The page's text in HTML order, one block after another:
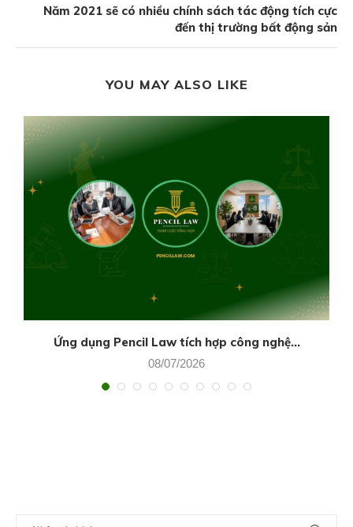
Năm 2021 sẽ có nhiều chính sách tác động tích cực
đến thị trường bất động sản
YOU MAY ALSO LIKE
Ứng dụng Pencil Law tích hợp công nghệ...
08/07/2026